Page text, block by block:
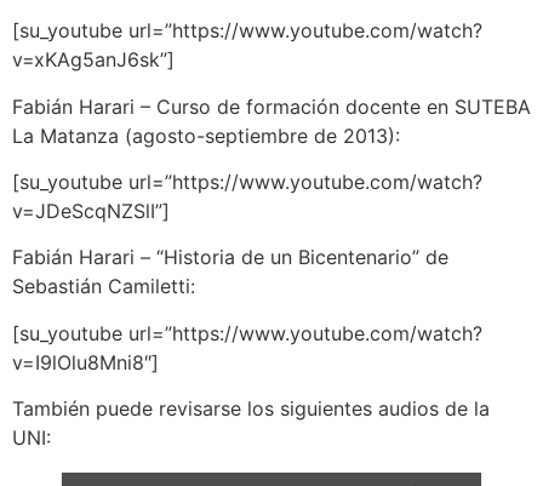
[su_youtube url=”https://www.youtube.com/watch?
v=xKAg5anJ6sk”]
Fabián Harari – Curso de formación docente en SUTEBA
La Matanza (agosto-septiembre de 2013):
[su_youtube url=”https://www.youtube.com/watch?
v=JDeScqNZSlI”]
Fabián Harari – “Historia de un Bicentenario” de
Sebastián Camiletti:
[su_youtube url=”https://www.youtube.com/watch?
v=I9lOlu8Mni8″]
También puede revisarse los siguientes audios de la
UNI: